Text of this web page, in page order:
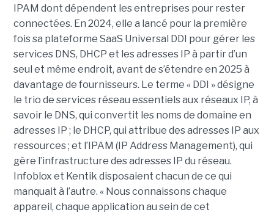
IPAM dont dépendent les entreprises pour rester
connectées. En 2024, elle a lancé pour la première
fois sa plateforme SaaS Universal DDI pour gérer les
services DNS, DHCP et les adresses IP à partir d’un
seul et même endroit, avant de s’étendre en 2025 à
davantage de fournisseurs. Le terme « DDI » désigne
le trio de services réseau essentiels aux réseaux IP, à
savoir le DNS, qui convertit les noms de domaine en
adresses IP ; le DHCP, qui attribue des adresses IP aux
ressources ; et l’IPAM (IP Address Management), qui
gère l’infrastructure des adresses IP du réseau.
Infoblox et Kentik disposaient chacun de ce qui
manquait à l’autre. « Nous connaissons chaque
appareil, chaque application au sein de cet